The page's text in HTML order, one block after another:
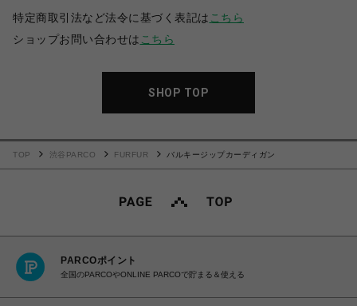
特定商取引法など法令に基づく表記は こちら
ショップお問い合わせは こちら
SHOP TOP
TOP 渋谷PARCO FURFUR バルキージップカーディガン
PARCOポイント
全国のPARCOやONLINE PARCOで貯まる＆使える